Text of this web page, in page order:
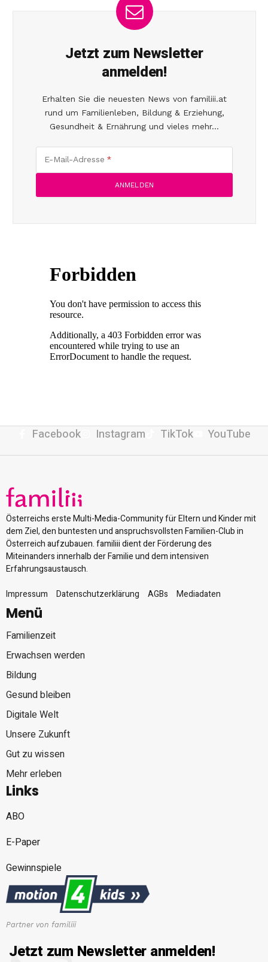
Jetzt zum Newsletter
anmelden!
Erhalten Sie die neuesten News von familiii.at
rund um Familienleben, Bildung & Erziehung,
Gesundheit & Ernährung und vieles mehr...
E-Mail-Adresse
Facebook Instagram TikTok YouTube
Österreichs erste Multi-Media-Community für Eltern und Kinder mit
dem Ziel, den buntesten und anspruchsvollsten Familien-Club in
Österreich aufzubauen. familiii dient der Förderung des
Miteinanders innerhalb der Familie und dem intensiven
Erfahrungsaustausch.
Impressum
Datenschutzerklärung AGBs Mediadaten
Menü
Familienzeit
Erwachsen werden
Bildung
Gesund bleiben
Digitale Welt
Unsere Zukunft
Gut zu wissen
Mehr erleben
Links
ABO
E-Paper
Gewinnspiele
Partner von familiii
Jetzt zum Newsletter anmelden!